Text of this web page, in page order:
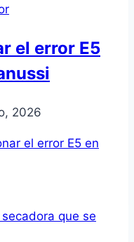
el error E5
2026
el error E5 en